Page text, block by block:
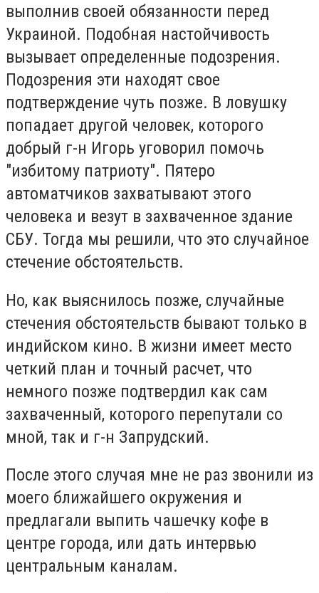
выполнив своей обязанности перед
Украиной. Подобная настойчивость
вызывает определенные подозрения.
Подозрения эти находят свое
подтверждение чуть позже. В ловушку
попадает другой человек, которого
добрый г-н Игорь уговорил помочь
"избитому патриоту". Пятеро
автоматчиков захватывают этого
человека и везут в захваченное здание
СБУ. Тогда мы решили, что это случайное
стечение обстоятельств.
Но, как выяснилось позже, случайные
стечения обстоятельств бывают только в
индийском кино. В жизни имеет место
четкий план и точный расчет, что
немного позже подтвердил как сам
захваченный, которого перепутали со
мной, так и г-н Запрудский.
После этого случая мне не раз звонили из
моего ближайшего окружения и
предлагали выпить чашечку кофе в
центре города, или дать интервью
центральным каналам.